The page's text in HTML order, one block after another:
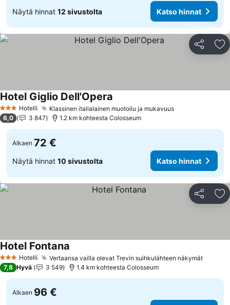
Näytä hinnat 12 sivustolta Katso hinnat
Jaa
3 Tähtiluokitus
Hotelli Klassinen italialainen muotoilu ja mukavuusKatso hinnat
Hotel Giglio Dell'Opera
6,0 3 847 1.2 km kohteesta Colosseum
Alkaen 72 €
Näytä hinnat 10 sivustolta Katso hinnat
Jaa
3 Tähtiluokitus
Hotelli Vertaansa vailla olevat Trevin suihkulähteen näkymätKatso
Hotel Fontana
7,8 Hyvä 3 549 1.4 km kohteesta Colosseum
Alkaen 96 €